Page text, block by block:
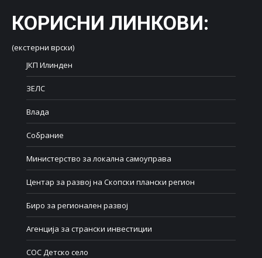
КОРИСНИ ЛИНКОВИ:
(екстерни врски)
ЈКП Илинден
ЗЕЛС
Влада
Собрание
Министерство за локална самоуправа
Центар за развој на Скопски плански регион
Биро за регионален развој
Агенција за странски инвестиции
СОС Детско село